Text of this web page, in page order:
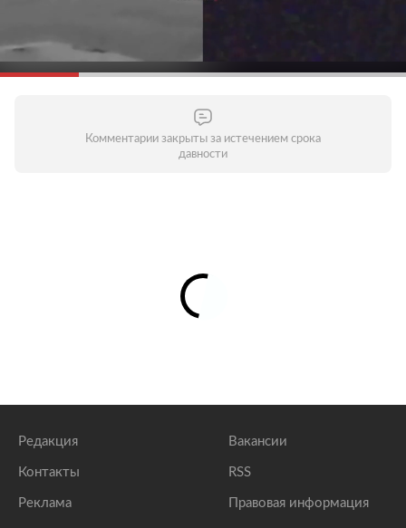
Комментарии закрыты за истечением срока
давности
Редакция
Контакты
Реклама
Вакансии
RSS
Правовая информация